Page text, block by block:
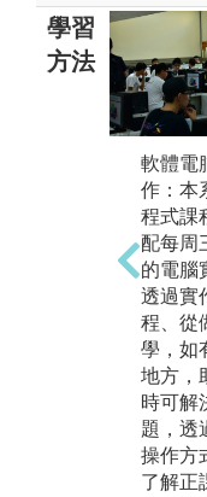
學習
方法
軟體電
作：本
程式課
配每周
的電腦
透過實
程、從
學，如
地方，
時可解
題，透
操作方
了解正